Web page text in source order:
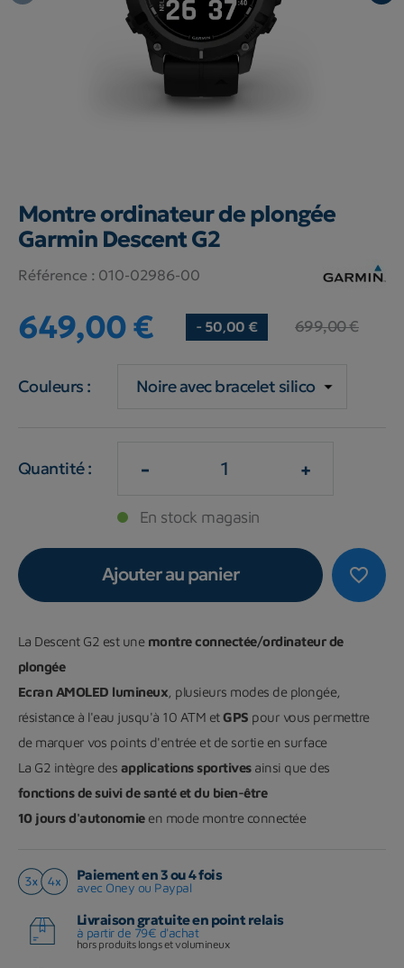
Montre ordinateur de plongée
Garmin Descent G2
Référence : 010-02986-00
649,00 € - 50,00 € 699,00 €
Couleurs :
Quantité : - +
En stock magasin
favorite_border
Ajouter au panier
La Descent G2 est une montre connectée/ordinateur de
plongée
Ecran AMOLED lumineux , plusieurs modes de plongée,
résistance à l'eau jusqu'à 10 ATM etGPS pour vous permettre
de marquer vos points d'entrée et de sortie en surface
La G2 intègre des applications sportivesainsi que des
fonctions de suivi de santé et du bien-être
10 jours d'autonomieen mode montre connectée
Paiement en 3 ou 4 fois
avec Oney ou Paypal
Livraison gratuite en point relais
à partir de 79€ d'achat
hors produits longs et volumineux